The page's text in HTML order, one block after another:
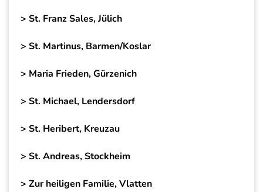
> St. Franz Sales, Jülich
> St. Martinus, Barmen/Koslar
> Maria Frieden, Gürzenich
> St. Michael, Lendersdorf
> St. Heribert, Kreuzau
> St. Andreas, Stockheim
> Zur heiligen Familie, Vlatten